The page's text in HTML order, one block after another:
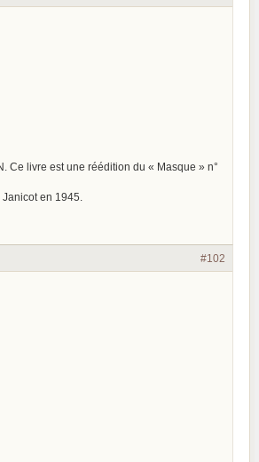
Ce livre est une réédition du « Masque » n°
en 1945.
#102